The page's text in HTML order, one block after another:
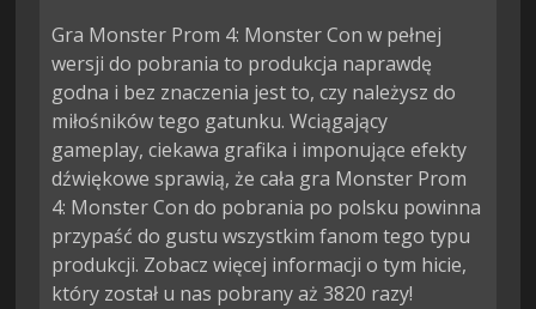
Gra Monster Prom 4: Monster Con w pełnej
wersji do pobrania to produkcja naprawdę
godna i bez znaczenia jest to, czy należysz do
miłośników tego gatunku. Wciągający
gameplay, ciekawa grafika i imponujące efekty
dźwiękowe sprawią, że cała gra Monster Prom
4: Monster Con do pobrania po polsku powinna
przypaść do gustu wszystkim fanom tego typu
produkcji. Zobacz więcej informacji o tym hicie,
który został u nas pobrany aż 3820 razy!